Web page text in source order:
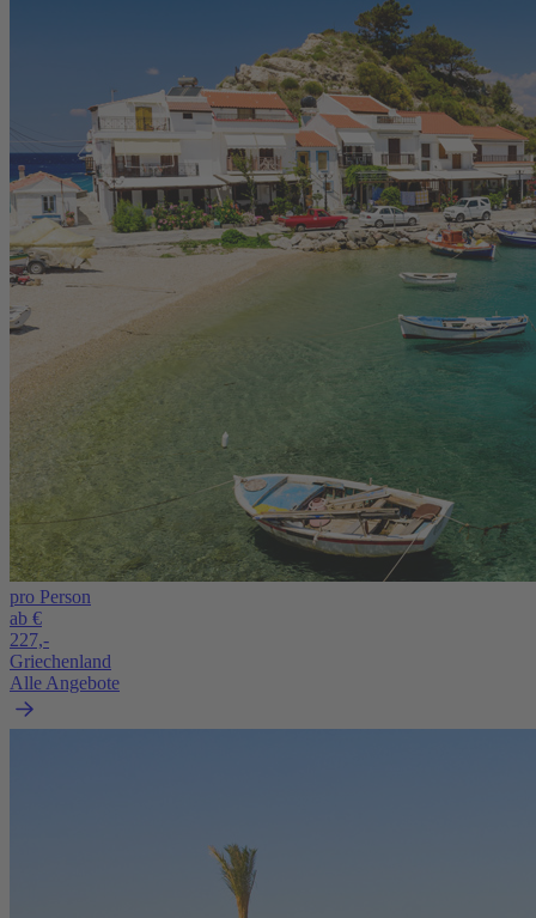
pro Person
ab €
227,-
Griechenland
Alle Angebote